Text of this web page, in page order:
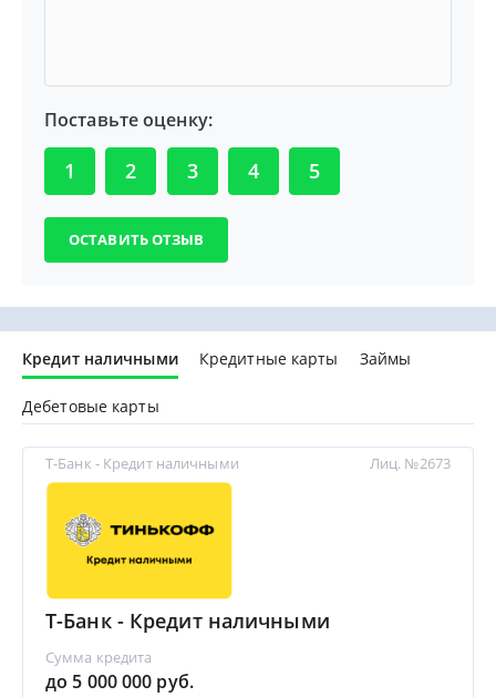
Поставьте оценку:
1 2 3 4 5
Кредит наличными Кредитные карты Займы
Дебетовые карты
Т-Банк - Кредит наличными
Т-Банк - Кредит наличными
Сумма кредита
до 5 000 000 руб.
Лиц. №2673